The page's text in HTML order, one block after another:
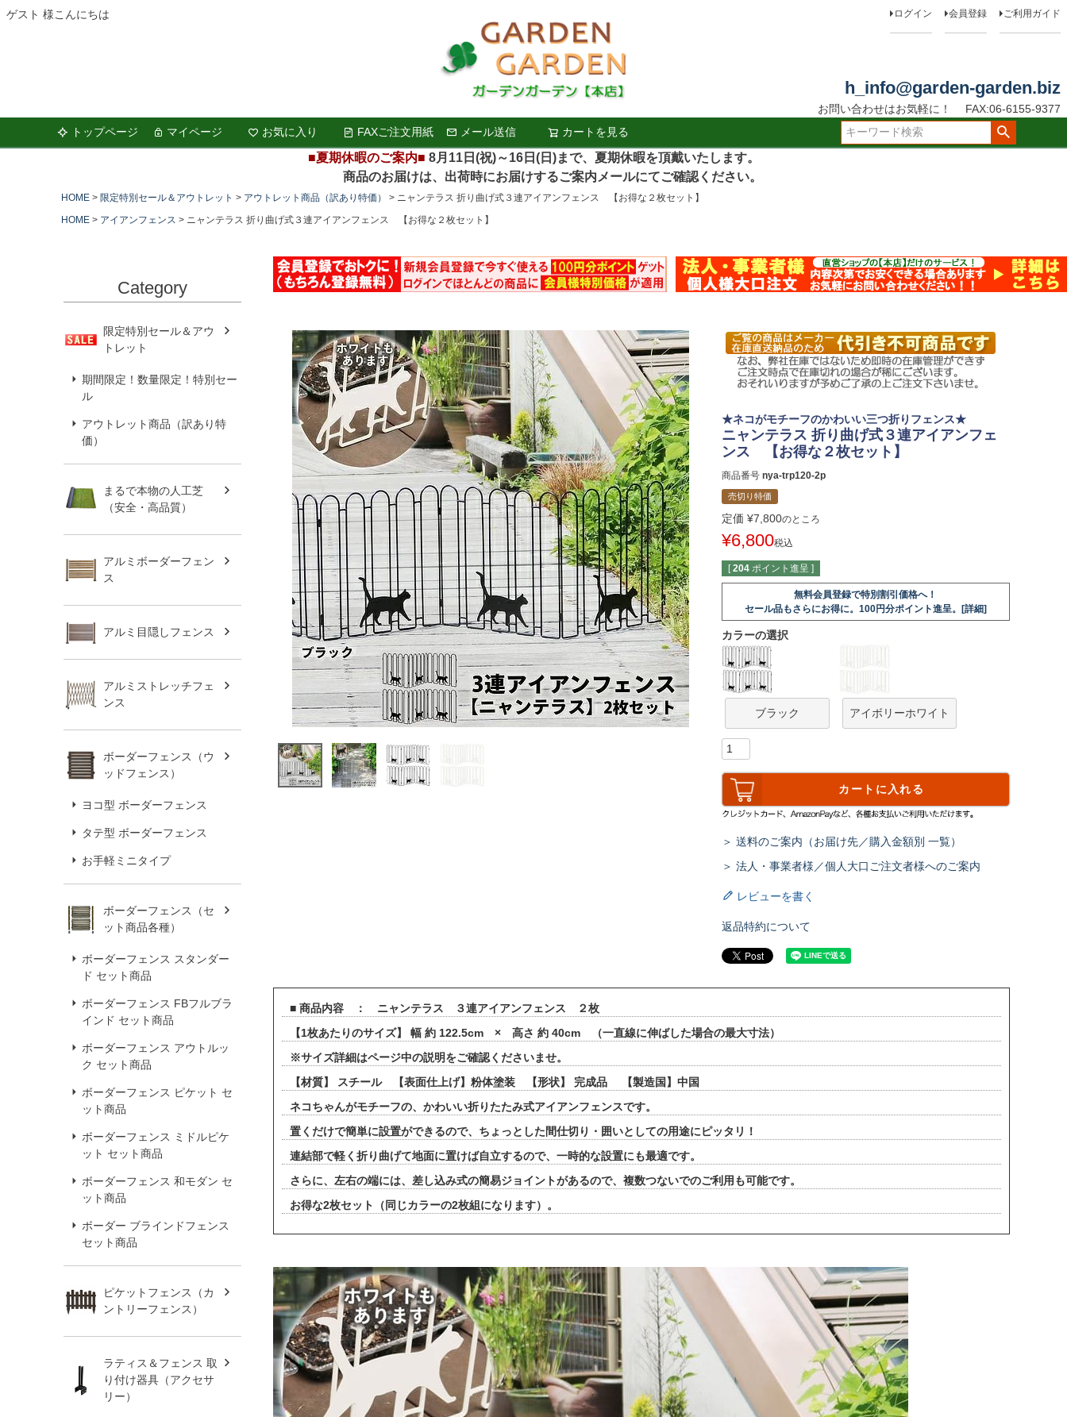
ゲスト 様こんにちは ログイン 会員登録 ご利用ガイド
h_info@garden-garden.biz
お問い合わせはお気軽に！
FAX:06-6155-9377
トップページ
マイページ お気に入り FAXご注文用紙 メール送信 カートを見る
検索
■夏期休暇のご案内■ 8月11日(祝)～16日(日)まで、夏期休暇を頂戴いたします。
商品のお届けは、出荷時にお届けするご案内メールにてご確認ください。
HOME 限定特別セール＆アウトレット アウトレット商品（訳あり特価）
ニャンテラス 折り曲げ式３連アイアンフェンス 【お得な２枚セット】
HOME
アイアンフェンス ニャンテラス 折り曲げ式３連アイアンフェンス 【お得な２枚セット】
Category
限定特別セール＆アウ
トレット
期間限定！数量限定！特別セー
ル
アウトレット商品（訳あり特
価）
まるで本物の人工芝
（安全・高品質）
アルミボーダーフェン
ス
アルミ目隠しフェンス
アルミストレッチフェ
ンス
ボーダーフェンス（ウ
ッドフェンス）
ヨコ型 ボーダーフェンス
タテ型 ボーダーフェンス
お手軽ミニタイプ
ボーダーフェンス（セ
ット商品各種）
ボーダーフェンス スタンダー
ド セット商品
ボーダーフェンス FBフルブラ
インド セット商品
ボーダーフェンス アウトルッ
ク セット商品
ボーダーフェンス ピケット セ
ット商品
ボーダーフェンス ミドルピケ
ット セット商品
ボーダーフェンス 和モダン セ
ット商品
ボーダー ブラインドフェンス
セット商品
ピケットフェンス（カ
ントリーフェンス）
ラティス＆フェンス 取
り付け器具（アクセサ
リー）
★ネコがモチーフのかわいい三つ折りフェンス★
ニャンテラス 折り曲げ式３連アイアンフェ
ンス 【お得な２枚セット】
商品番号 nya-trp120-2p
売切り特価
定価 ¥7,800のところ
¥6,800税込
[ 204 ポイント進呈 ]
無料会員登録で特別割引価格へ！
セール品もさらにお得に。100円分ポイント進呈。[詳細]
カラーの選択
ブラック アイボリーホワイト
カートに入れる
＞ 送料のご案内（お届け先／購入金額別 一覧）
＞ 法人・事業者様／個人大口ご注文者様へのご案内
レビューを書く
返品特約について
■ 商品内容 ： ニャンテラス ３連アイアンフェンス ２枚
【1枚あたりのサイズ】 幅 約 122.5cm × 高さ 約 40cm （一直線に伸ばした場合の最大寸法）
※サイズ詳細はページ中の説明をご確認くださいませ。
【材質】 スチール 【表面仕上げ】粉体塗装 【形状】 完成品 【製造国】中国
ネコちゃんがモチーフの、かわいい折りたたみ式アイアンフェンスです。
置くだけで簡単に設置ができるので、ちょっとした間仕切り・囲いとしての用途にピッタリ！
連結部で軽く折り曲げて地面に置けば自立するので、一時的な設置にも最適です。
さらに、左右の端には、差し込み式の簡易ジョイントがあるので、複数つないでのご利用も可能です。
お得な2枚セット（同じカラーの2枚組になります）。